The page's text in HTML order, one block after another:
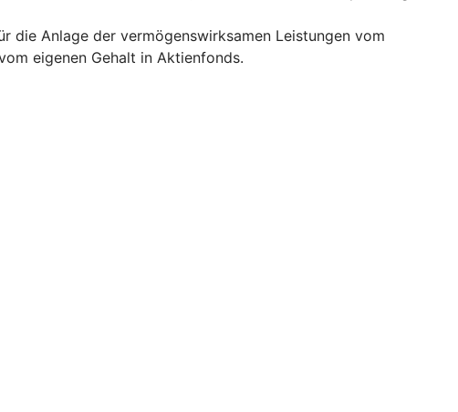
die Anlage der vermögenswirksamen Leistungen vom
eigenen Gehalt in Aktienfonds.